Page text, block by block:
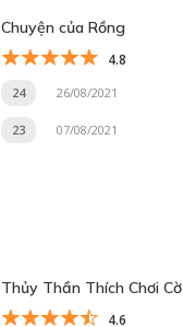
Chuyện của Rồng
4.8
24 26/08/2021
23 07/08/2021
Thủy Thần Thích Chơi Cờ
4.6